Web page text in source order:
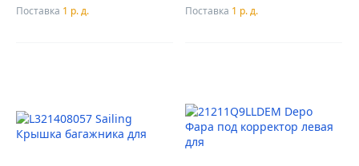
Поставка 1 р. д. Поставка 1 р. д.